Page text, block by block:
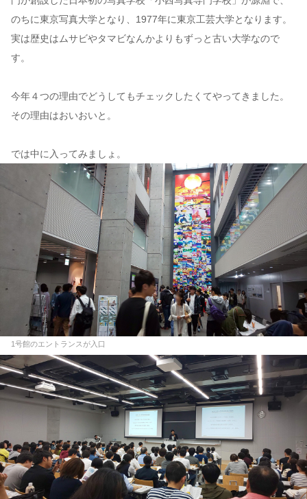
のちに東京写真大学となり、1977年に東京工芸大学となります。
実は歴史はムサビやタマビなんかよりもずっと古い大学なので
す。
今年４つの理由でどうしてもチェックしたくてやってきました。
その理由はおいおいと。
では中に入ってみましょ。
1号館のエントランスが入口